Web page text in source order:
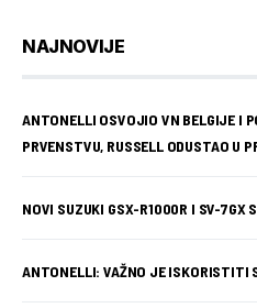
NAJNOVIJE
ANTONELLI OSVOJIO VN BELGIJE I
PRVENSTVU, RUSSELL ODUSTAO U
NOVI SUZUKI GSX-R1000R I SV-7GX
ANTONELLI: VAŽNO JE ISKORISTITI